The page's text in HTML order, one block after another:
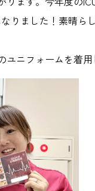
りました！素晴ら
ニフォームを着用